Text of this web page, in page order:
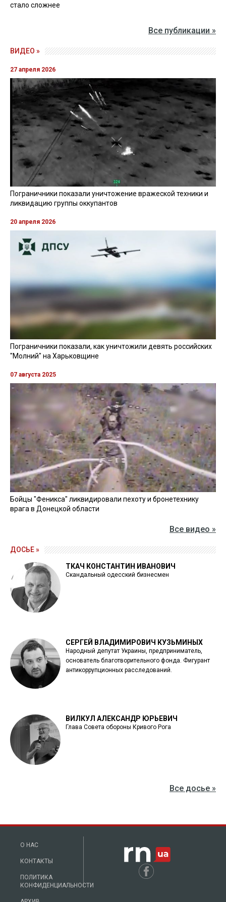
стало сложнее
Все публикации »
ВИДЕО »
27 апреля 2026
Пограничники показали уничтожение вражеской техники и
ликвидацию группы оккупантов
20 апреля 2026
Пограничники показали, как уничтожили девять российских
"Молний" на Харьковщине
07 августа 2025
Бойцы "Феникса" ликвидировали пехоту и бронетехнику
врага в Донецкой области
Все видео »
ДОСЬЕ »
ТКАЧ КОНСТАНТИН ИВАНОВИЧ
Скандальный одесский бизнесмен
СЕРГЕЙ ВЛАДИМИРОВИЧ КУЗЬМИНЫХ
Народный депутат Украины, предприниматель,
основатель благотворительного фонда. Фигурант
антикоррупционных расследований.
ВИЛКУЛ АЛЕКСАНДР ЮРЬЕВИЧ
Глава Совета обороны Кривого Рога
Все досье »
О НАС
КОНТАКТЫ
ПОЛИТИКА
КОНФИДЕНЦИАЛЬНОСТИ